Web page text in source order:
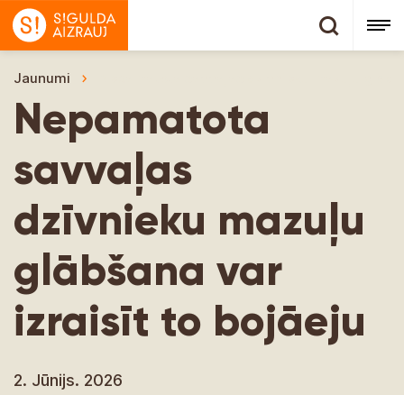
Jaunumi
Nepamatota
savvaļas
dzīvnieku mazuļu
glābšana var
izraisīt to bojāeju
2. Jūnijs. 2026